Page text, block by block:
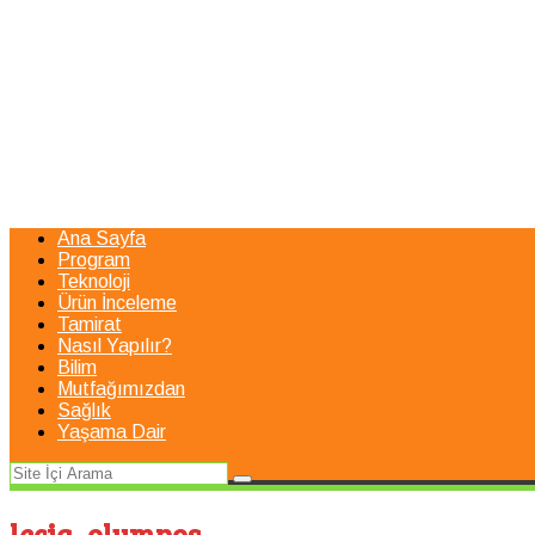
Ana Sayfa
Program
Teknoloji
Ürün İnceleme
Tamirat
Nasıl Yapılır?
Bilim
Mutfağımızdan
Sağlık
Yaşama Dair